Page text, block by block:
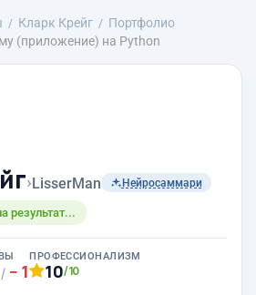
Кларк Крейг
Портфолио
(приложение) на Python
›LisserMan Нейросаммари
результат...
/ 1
ПРОФЕССИОНАЛИЗМ
10/10